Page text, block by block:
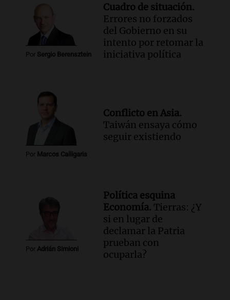
Por Sergio Berensztein
Cuadro de situación.
Errores no forzados
del Gobierno en su
intento por retomar la
iniciativa política
Por Marcos Calligaris
Conflicto en Asia.
Taiwán ensaya cómo
seguir existiendo
Por Adrián Simioni
Política esquina
Economía. Tierras: ¿Y
si en lugar de
declamar la Patria
prueban con
ocuparla?